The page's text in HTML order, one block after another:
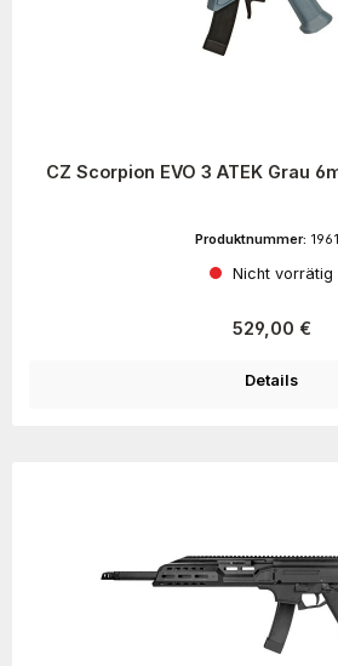
CZ Scorpion EVO 3 ATEK Grau
Produktnummer:
Nicht vorrätig
Regulärer
529,00 €
Details